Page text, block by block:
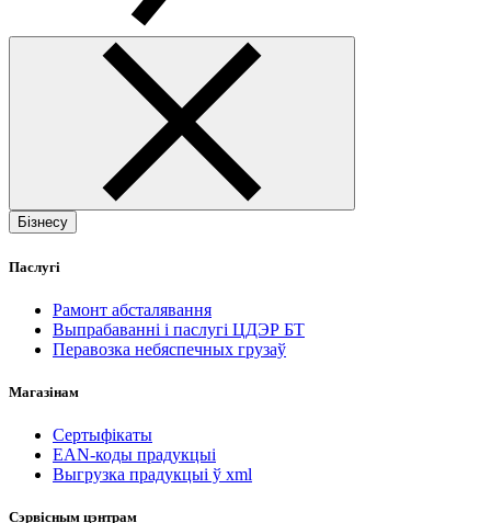
Бізнесу
Паслугі
Рамонт абсталявання
Выпрабаванні і паслугі ЦДЭР БТ
Перавозка небяспечных грузаў
Магазінам
Сертыфікаты
EAN-коды прадукцыі
Выгрузка прадукцыі ў xml
Сэрвісным цэнтрам